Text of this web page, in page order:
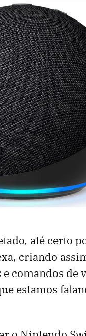
até certo
criando
comandos de
estamos